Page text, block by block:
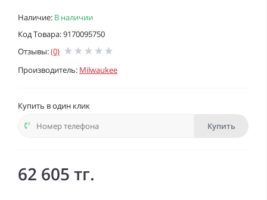
Наличие: В наличии
Код Товара: 9170095750
Отзывы:(0)
Производитель: Milwaukee
Купить в один клик
Купить
62 605 тг.